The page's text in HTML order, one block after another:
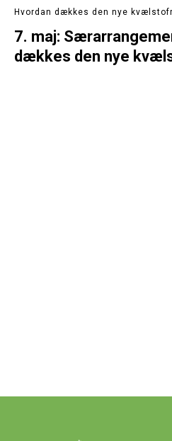
Hvordan dækkes den nye
7. maj:
dækkes den nye